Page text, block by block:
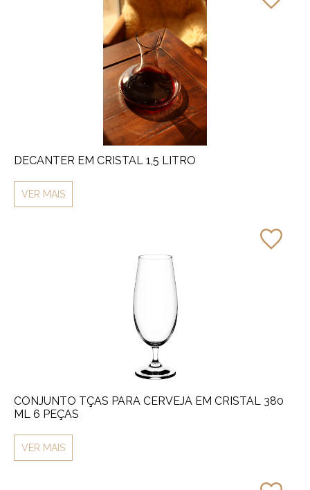
DECANTER EM CRISTAL 1,5 LITRO
VER MAIS
CONJUNTO TÇAS PARA CERVEJA EM CRISTAL 380
ML 6 PEÇAS
VER MAIS